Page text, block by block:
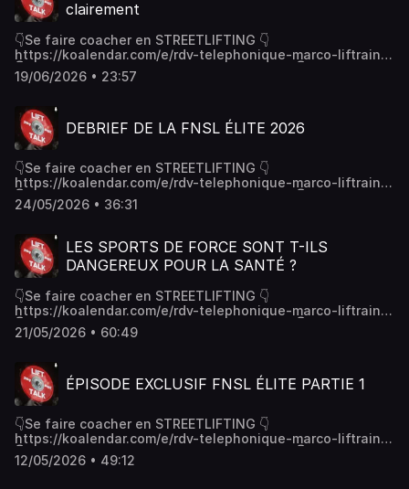
#squat #tractions #pullups #chinup #fnsl
clairement
👇Se faire coacher en STREETLIFTING 👇
https://koalendar.com/e/rdv-telephonique-marco-liftrainer
👇Tu veux devenir en coach en streetlifting 👇
https://koalendar.com/e/rdv-telephonique-marco-
Deezer#streetlifting #streetworkout #coach #podcast
#discussion #musculation #calisthenics #dips #muscleup
#squat #tractions #pullups #chinup #fnsl
19/06/2026 • 23:57
DEBRIEF DE LA FNSL ÉLITE 2026
👇Se faire coacher en STREETLIFTING 👇
https://koalendar.com/e/rdv-telephonique-marco-liftrainer
👇Tu veux devenir en coach en streetlifting 👇
https://koalendar.com/e/rdv-telephonique-marco-liftrainer
streetlifteur »👇https://marco9.podia.com/formation-
gratuiteCe podcast est disponible sur :- Spotify -
Deezer#streetlifting #streetworkout #coach #podcast
#squat #tractions #pullups #chinup #fnsl
24/05/2026 • 36:31
LES SPORTS DE FORCE SONT T-ILS
DANGEREUX POUR LA SANTÉ ?
👇Se faire coacher en STREETLIFTING 👇
https://koalendar.com/e/rdv-telephonique-marco-liftrainer
👇Tu veux devenir en coach en streetlifting 👇
https://koalendar.com/e/rdv-telephonique-marco-liftrainer
streetlifteur »👇https://marco9.podia.com/formation-
gratuiteCe podcast est disponible sur :- Spotify -
Deezer#streetlifting #streetworkout #coach #podcast
#squat #tractions #pullups #chinup #fnsl
21/05/2026 • 60:49
ÉPISODE EXCLUSIF FNSL ÉLITE PARTIE 1
👇Se faire coacher en STREETLIFTING 👇
https://koalendar.com/e/rdv-telephonique-marco-liftrainer
👇Tu veux devenir en coach en streetlifting 👇
https://koalendar.com/e/rdv-telephonique-marco-liftrainer
12/05/2026 • 49:12